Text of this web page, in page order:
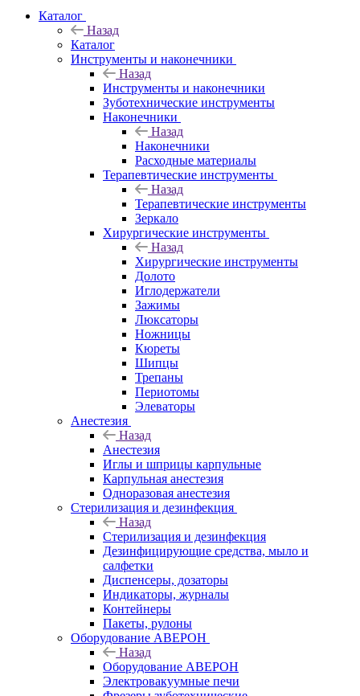
Каталог
Назад
Каталог
Инструменты и наконечники
Назад
Инструменты и наконечники
Зуботехнические инструменты
Наконечники
Назад
Наконечники
Расходные материалы
Терапевтические инструменты
Назад
Терапевтические инструменты
Зеркало
Хирургические инструменты
Назад
Хирургические инструменты
Долото
Иглодержатели
Зажимы
Люксаторы
Ножницы
Кюреты
Шипцы
Трепаны
Периотомы
Элеваторы
Анестезия
Назад
Анестезия
Иглы и шприцы карпульные
Карпульная анестезия
Одноразовая анестезия
Стерилизация и дезинфекция
Назад
Стерилизация и дезинфекция
Дезинфицирующие средства, мыло и
салфетки
Диспенсеры, дозаторы
Индикаторы, журналы
Контейнеры
Пакеты, рулоны
Оборудование АВЕРОН
Назад
Оборудование АВЕРОН
Электровакуумные печи